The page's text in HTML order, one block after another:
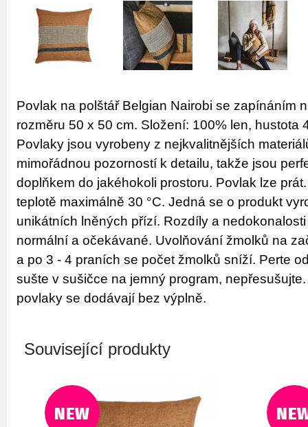
Povlak na polštář Belgian Nairobi se zapínáním
rozměru 50 x 50 cm. Složení: 100% len, hustota
Povlaky jsou vyrobeny z nejkvalitnějších
mimořádnou pozorností k detailu, takže jsou
doplňkem do jakéhokoli prostoru. Povlak lze
teplotě maximálně 30 °C. Jedná se o produkt
unikátních lněných přízí. Rozdíly a
normální a očekávané. Uvolňování žmolků na
a po 3 - 4 praních se počet žmolků sníží. Perte
sušte v sušičce na jemný program,
povlaky se dodávají bez výplně.
Související produkty
NEW